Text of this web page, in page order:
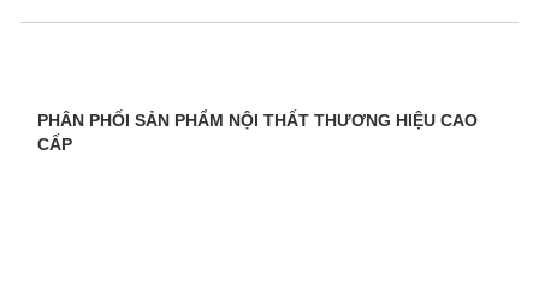
PHÂN PHỐI SẢN PHẨM NỘI THẤT THƯƠNG HIỆU CAO
CẤP